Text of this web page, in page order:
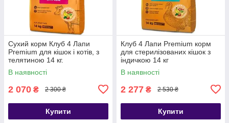
Сухий корм Клуб 4 Лапи
Premium для кішок і котів, з
телятиною 14 кг.
В наявності
2 070 ₴ 2 300 ₴
Купити
Клуб 4 Лапи Premium корм
для стерилізованих кішок з
індичкою 14 кг
В наявності
2 277 ₴ 2 530 ₴
Купити